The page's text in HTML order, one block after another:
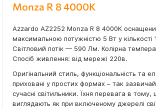
Monza R 8 4000K
Azzardo AZ2252 Monza R 8 4000K
максимальною потужністю 5 Вт у кількості
Світловий потік — 590 Лм. Колірна
Спосіб живлення: від мережі 220в.
Оригінальний стиль, функціональність та
приховані у простих формах – так
сучасні світильники. Їхня перевага в
виглядають як при включеному джерелі